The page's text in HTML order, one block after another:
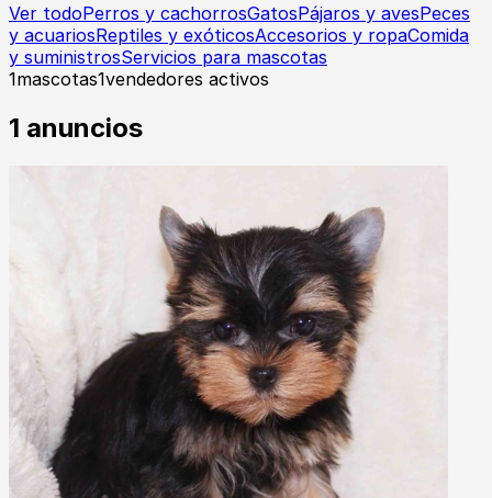
Ver todoPerros y cachorrosGatosPájaros y avesPeces
y acuariosReptiles y exóticosAccesorios y ropaComida
y suministrosServicios para mascotas
1mascotas1vendedores activos
1 anuncios